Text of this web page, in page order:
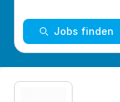
Jobs finden